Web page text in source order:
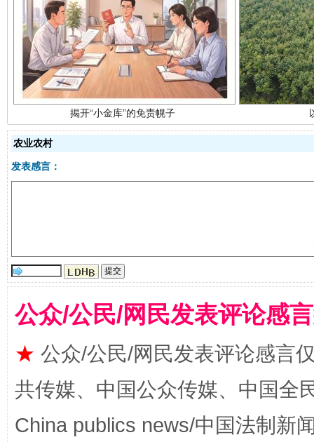
揭开“小金库”的免责幌子
全民健身五年计划来了！等你上场
农业农村
发表感言：
公众/公民/网民发表评论感
★ 公众/公民/网民发表评论感言
共传媒、中国公众传媒、中国全
China publics news/中国法制新